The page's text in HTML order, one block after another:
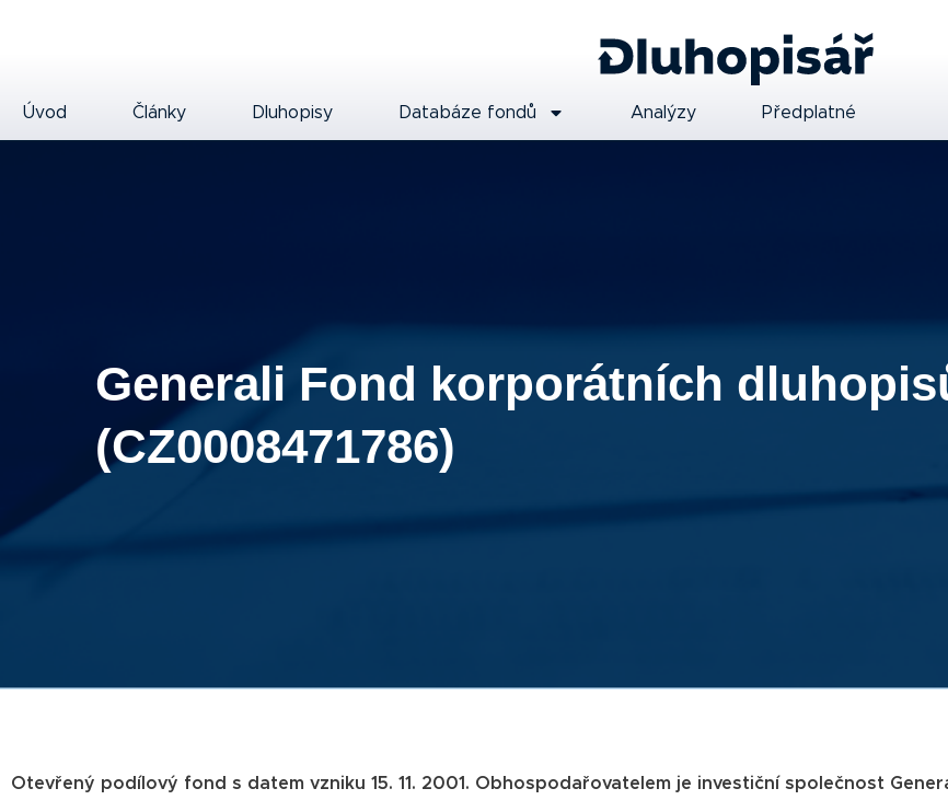
Úvod Články Dluhopisy Databáze fondů Analýzy Předplatné
Generali Fond korporátních
(CZ0008471786)
Otevřený podílový fond s datem vzniku 15. 11. 2001. Obhospodařovatelem je investiční společnost